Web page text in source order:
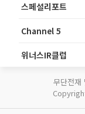
스페셜리포트
Channel 5
위너스IR클럽
무단전재